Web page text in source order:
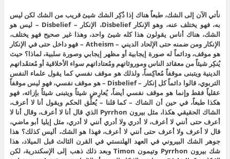
نأتي الآن إلى الشك، طبعاً هناك إذا ذُكِر الشك شيئ قريب من الشك لكن ليس
به، فهو يختلف عنه، وهو الإنكار Disbelief، الإنكار – Disbelief – ليس هو
الشك، هناك أناس يقولون هذا كله شيئ واحد، وهذا غير صحيح فهو يختلف،
الإنكار ومن ضمنه حتى الإلحاد الديني – Atheism – فهو داخل حتى في الإنكار
هو موقف، ودائماً له صورة إيجابية أو مظهر إيجابي وصورة سلبية، لماذا؟ حيث
يُنكِر شيئاً من معقائد الناس وموروثاتهم ومُعتاداتهم سواء الأخلاقية أو مُعتقَداتهم
الدينية ويتبنى موقفاً مُعاكِساً، ولذلك هو موقف نفسي كما يقول علماء النفس
التربوي، قالوا دائماً كل إنكار – Disbelief – هو موقف نفسي، فهو ليس موقفاً
عقلياً فقط وإنما هو موقف نفسي أيضاً، يُعارِض شيئاً ويتبنى شيئاً بإزائه، فهو
هكذا طبعاً، في حين أن الشاك – كما قلنا – يُعلِّق الحكم ويقول أنا لا أعرف،
الشاك الحقيقي هكذا، مثل بيرون Pyrrhon الذي قال أنا لا أعرف، وقال أنا لا
أعرف حتى أنني لا أعرف، لا أدري ولا أدري أنني لا أدري، مثل إيليا أبو ماضي،
قال لا أعرف ولا أعرف حتى أنني لا أعرف، فهذا هو الشك، أليس كذلك؟ هذا
جوهر الشك البيروني في العهد الهلنستي في القرن الثالث قبل الميلاد، هذا
شك بيرون Pyrrhon وتيمون Timon وبعد ذلك ذهب إلى الإسكندرية، لكن